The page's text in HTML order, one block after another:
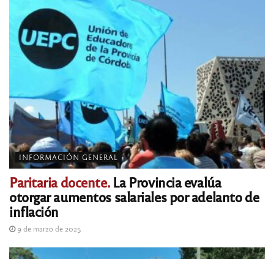
INFORMACIÓN GENERAL
Paritaria docente.La Provincia evalúa
otorgar aumentos salariales por adelanto de
inflación
9 de marzo de 2025